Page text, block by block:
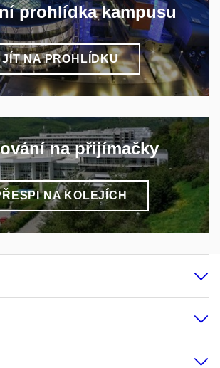
prohlídka kampusu
JÍT NA PROHLÍDKU
na přijímačky
NA KOLEJÍCH